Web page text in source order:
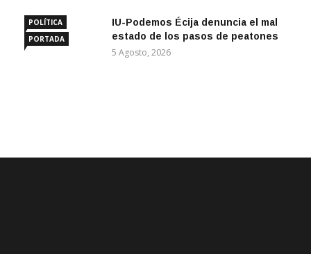
POLÍTICA
PORTADA
IU-Podemos Écija denuncia el mal
estado de los pasos de peatones
5 Agosto, 2026